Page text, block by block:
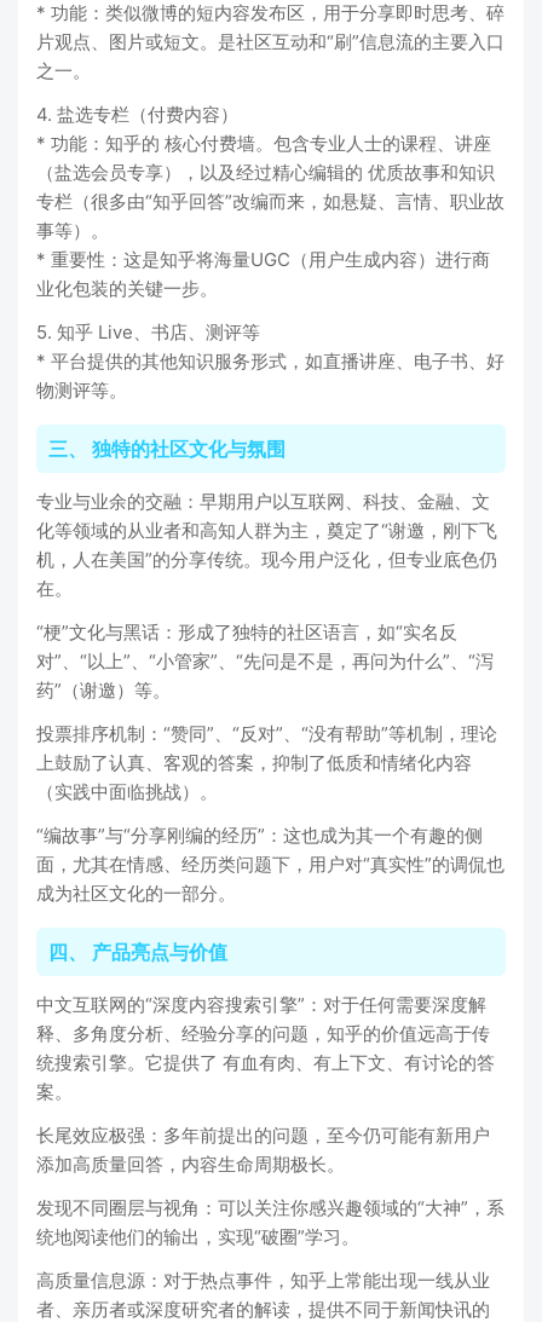
* 功能：类似微博的短内容发布区，用于分享即时思考、碎
片观点、图片或短文。是社区互动和“刷”信息流的主要入口
之一。
4. 盐选专栏（付费内容）
* 功能：知乎的 核心付费墙。包含专业人士的课程、讲座
（盐选会员专享），以及经过精心编辑的 优质故事和知识
专栏（很多由“知乎回答”改编而来，如悬疑、言情、职业故
事等）。
* 重要性：这是知乎将海量UGC（用户生成内容）进行商
业化包装的关键一步。
5. 知乎 Live、书店、测评等
* 平台提供的其他知识服务形式，如直播讲座、电子书、好
物测评等。
三、 独特的社区文化与氛围
专业与业余的交融：早期用户以互联网、科技、金融、文
化等领域的从业者和高知人群为主，奠定了“谢邀，刚下飞
机，人在美国”的分享传统。现今用户泛化，但专业底色仍
在。
“梗”文化与黑话：形成了独特的社区语言，如“实名反
对”、“以上”、“小管家”、“先问是不是，再问为什么”、“泻
药”（谢邀）等。
投票排序机制：“赞同”、“反对”、“没有帮助”等机制，理论
上鼓励了认真、客观的答案，抑制了低质和情绪化内容
（实践中面临挑战）。
“编故事”与“分享刚编的经历”：这也成为其一个有趣的侧
面，尤其在情感、经历类问题下，用户对“真实性”的调侃也
成为社区文化的一部分。
四、 产品亮点与价值
中文互联网的“深度内容搜索引擎”：对于任何需要深度解
释、多角度分析、经验分享的问题，知乎的价值远高于传
统搜索引擎。它提供了 有血有肉、有上下文、有讨论的答
案。
长尾效应极强：多年前提出的问题，至今仍可能有新用户
添加高质量回答，内容生命周期极长。
发现不同圈层与视角：可以关注你感兴趣领域的“大神”，系
统地阅读他们的输出，实现“破圈”学习。
高质量信息源：对于热点事件，知乎上常能出现一线从业
者、亲历者或深度研究者的解读，提供不同于新闻快讯的